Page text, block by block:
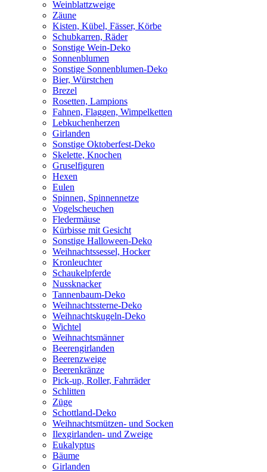
Weinblattzweige
Zäune
Kisten, Kübel, Fässer, Körbe
Schubkarren, Räder
Sonstige Wein-Deko
Sonnenblumen
Sonstige Sonnenblumen-Deko
Bier, Würstchen
Brezel
Rosetten, Lampions
Fahnen, Flaggen, Wimpelketten
Lebkuchenherzen
Girlanden
Sonstige Oktoberfest-Deko
Skelette, Knochen
Gruselfiguren
Hexen
Eulen
Spinnen, Spinnennetze
Vogelscheuchen
Fledermäuse
Kürbisse mit Gesicht
Sonstige Halloween-Deko
Weihnachtssessel, Hocker
Kronleuchter
Schaukelpferde
Nussknacker
Tannenbaum-Deko
Weihnachtssterne-Deko
Weihnachtskugeln-Deko
Wichtel
Weihnachtsmänner
Beerengirlanden
Beerenzweige
Beerenkränze
Pick-up, Roller, Fahrräder
Schlitten
Züge
Schottland-Deko
Weihnachtsmützen- und Socken
Ilexgirlanden- und Zweige
Eukalyptus
Bäume
Girlanden